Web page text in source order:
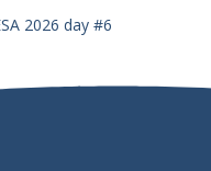
2026 day #6